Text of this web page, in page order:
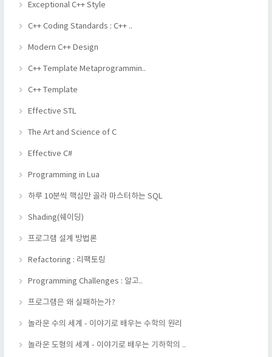
Exceptional C++ Style
C++ Coding Standards : C++ ..
Modern C++ Design
C++ Template Metaprogrammin..
C++ Template
Effective STL
The Art and Science of C
Effective C#
Programming in Lua
하루 10분씩 핵심만 골라 마스터하는 SQL
Shading(쉐이딩)
프로그램 설계 방법론
Refactoring : 리팩토링
Programming Challenges : 알고..
프로그램은 왜 실패하는가?
놀라운 수의 세계 - 이야기로 배우는 수학의 원리
놀라운 도형의 세계 - 이야기로 배우는 기하학의 ..